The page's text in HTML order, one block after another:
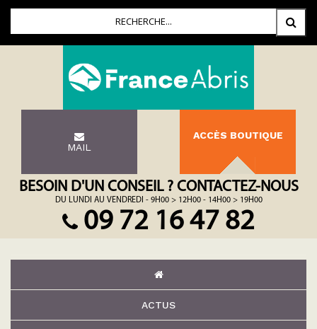
MAIL
ACCÈS BOUTIQUE
BESOIN D'UN CONSEIL ? CONTACTEZ-NOUS
DU LUNDI AU VENDREDI - 9H00 > 12H00 - 14H00 > 19H00
09 72 16 47 82
ACTUS